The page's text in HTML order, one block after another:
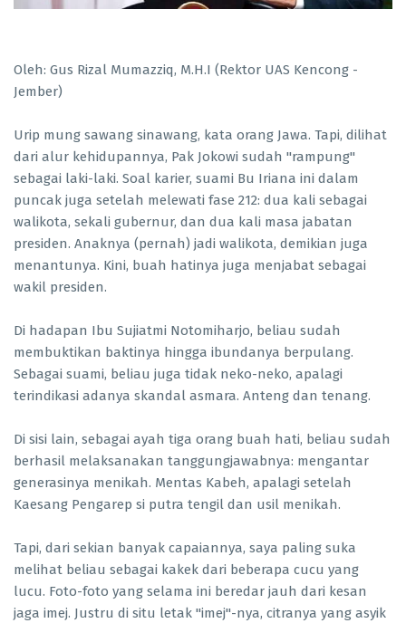
Oleh: Gus Rizal Mumazziq, M.H.I (Rektor UAS Kencong -
Jember)
Urip mung sawang sinawang, kata orang Jawa. Tapi, dilihat
dari alur kehidupannya, Pak Jokowi sudah "rampung"
sebagai laki-laki. Soal karier, suami Bu Iriana ini dalam
puncak juga setelah melewati fase 212: dua kali sebagai
walikota, sekali gubernur, dan dua kali masa jabatan
presiden. Anaknya (pernah) jadi walikota, demikian juga
menantunya. Kini, buah hatinya juga menjabat sebagai
wakil presiden.
Di hadapan Ibu Sujiatmi Notomiharjo, beliau sudah
membuktikan baktinya hingga ibundanya berpulang.
Sebagai suami, beliau juga tidak neko-neko, apalagi
terindikasi adanya skandal asmara. Anteng dan tenang.
Di sisi lain, sebagai ayah tiga orang buah hati, beliau sudah
berhasil melaksanakan tanggungjawabnya: mengantar
generasinya menikah. Mentas Kabeh, apalagi setelah
Kaesang Pengarep si putra tengil dan usil menikah.
Tapi, dari sekian banyak capaiannya, saya paling suka
melihat beliau sebagai kakek dari beberapa cucu yang
lucu. Foto-foto yang selama ini beredar jauh dari kesan
jaga imej. Justru di situ letak "imej"-nya, citranya yang asyik